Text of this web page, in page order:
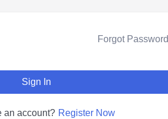
Forgot
Sign In
an account? Register Now